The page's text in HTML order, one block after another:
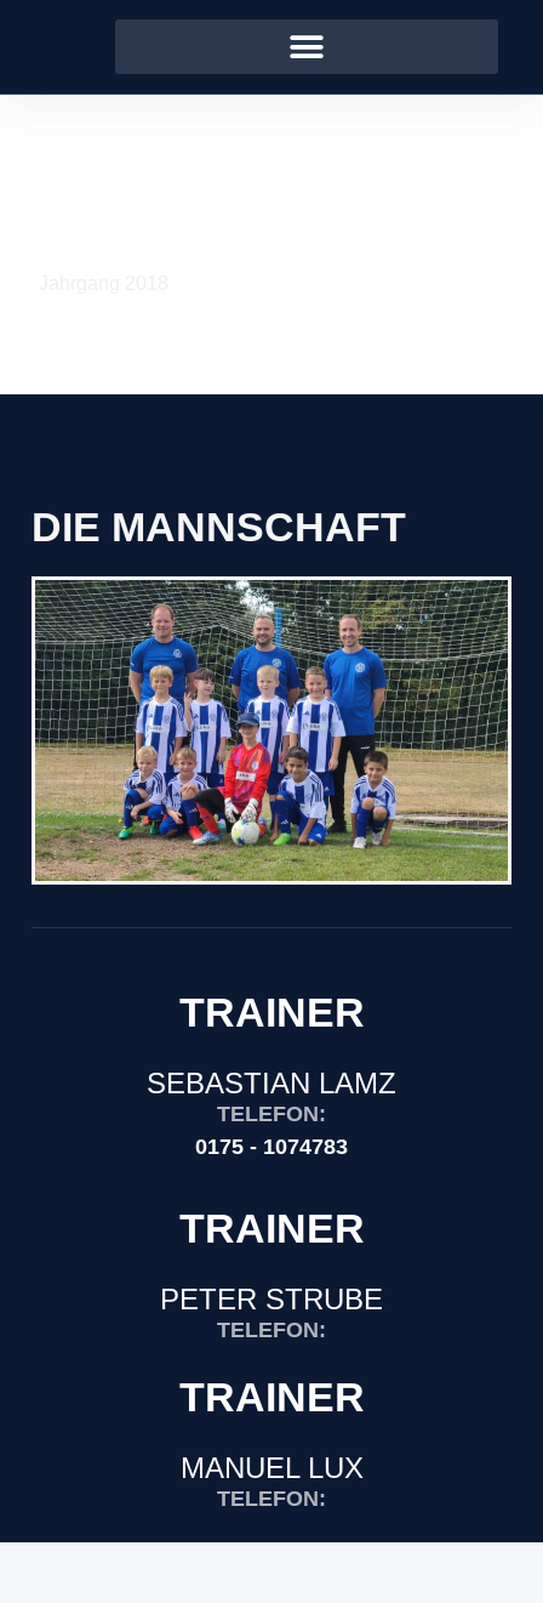
DIE MANNSCHAFT
TRAINER
SEBASTIAN LAMZ
TELEFON:
0175 - 1074783
TRAINER
PETER STRUBE
TELEFON:
TRAINER
MANUEL LUX
TELEFON: